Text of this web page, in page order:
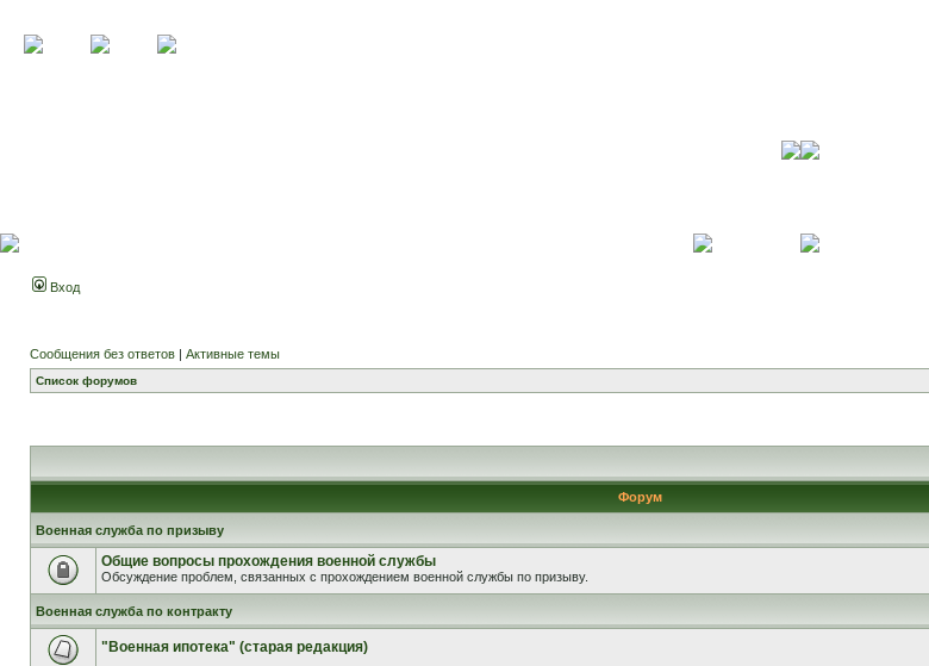
Вход
Сообщения без ответов | Активные темы
Список форумов
Форум
Военная служба по призыву
Общие вопросы прохождения военной службы
Обсуждение проблем, связанных с прохождением военной службы по призыву.
Военная служба по контракту
"Военная ипотека" (старая редакция)